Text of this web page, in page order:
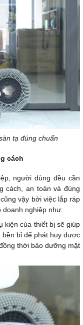
tạ đúng chuẩn
cách
người dùng đều cần
cách, an toàn và đúng
cũng vậy bởi việc lắp ráp
doanh nghiệp như:
kiện của thiết bị sẽ giúp
bền bỉ để phát huy được
thời bảo dưỡng mặt